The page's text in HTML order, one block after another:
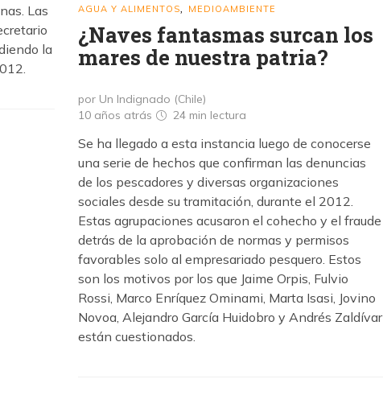
Las
la
AGUA Y ALIMENTOS MEDIOAMBIENTE
¿Naves fantasmas surcan los
mares de nuestra patria?
por Un Indignado (Chile)
10 años atrás
24 min lectura
Se ha llegado a esta instancia luego de conocerse
una serie de hechos que confirman las denuncias
de los pescadores y diversas organizaciones
sociales desde su tramitación, durante el 2012.
Estas agrupaciones acusaron el cohecho y el fraude
detrás de la aprobación de normas y permisos
favorables solo al empresariado pesquero. Estos
son los motivos por los que Jaime Orpis, Fulvio
Rossi, Marco Enríquez Ominami, Marta Isasi, Jovino
Novoa, Alejandro García Huidobro y Andrés Zaldívar
están cuestionados.